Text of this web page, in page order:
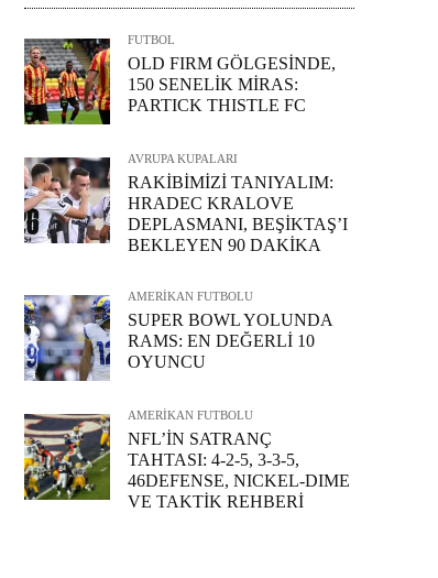
FUTBOL
OLD FIRM GÖLGESİNDE,
150 SENELİK MİRAS:
PARTICK THISTLE FC
AVRUPA KUPALARI
RAKİBİMİZİ TANIYALIM:
HRADEC KRALOVE
DEPLASMANI, BEŞİKTAŞ’I
BEKLEYEN 90 DAKİKA
AMERİKAN FUTBOLU
SUPER BOWL YOLUNDA
RAMS: EN DEĞERLİ 10
OYUNCU
AMERİKAN FUTBOLU
NFL’İN SATRANÇ
TAHTASI: 4-2-5, 3-3-5,
46DEFENSE, NICKEL-DIME
VE TAKTİK REHBERİ